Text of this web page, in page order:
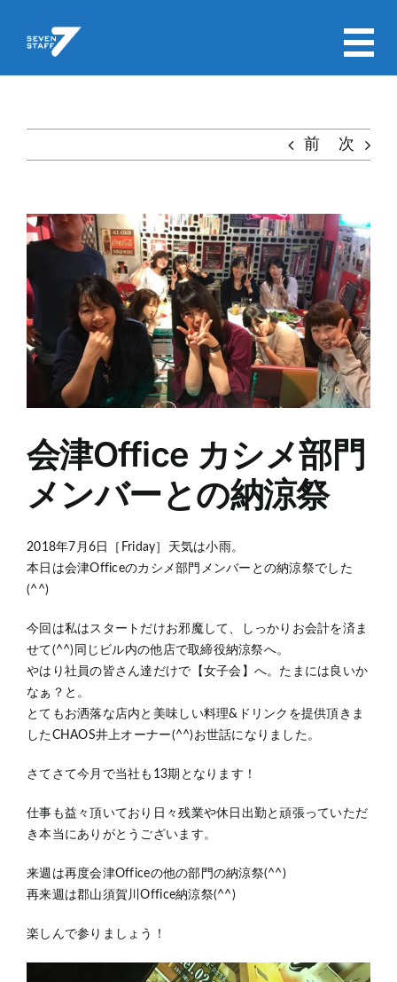
前 次
View
Larger
Image
会津Office カシメ部門
メンバーとの納涼祭
2018年7月6日［Friday］天気は小雨。
本日は会津Officeのカシメ部門メンバーとの納涼祭でした
(^^)
今回は私はスタートだけお邪魔して、しっかりお会計を済ま
せて(^^)同じビル内の他店で取締役納涼祭へ。
やはり社員の皆さん達だけで【女子会】へ。たまには良いか
なぁ？と。
とてもお洒落な店内と美味しい料理&ドリンクを提供頂きま
したCHAOS井上オーナー(^^)お世話になりました。
さてさて今月で当社も13期となります！
仕事も益々頂いており日々残業や休日出勤と頑張っていただ
き本当にありがとうございます。
来週は再度会津Officeの他の部門の納涼祭(^^)
再来週は郡山須賀川Office納涼祭(^^)
楽しんで参りましょう！